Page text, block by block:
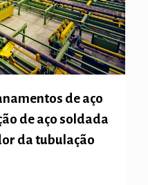
de aço
de aço soldada
da tubulação